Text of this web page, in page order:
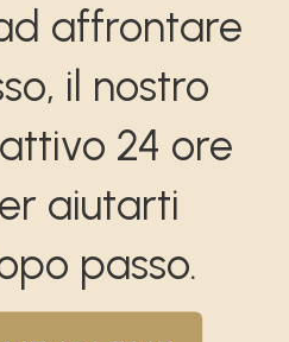
affrontare
il nostro
24 ore
aiutarti
passo.